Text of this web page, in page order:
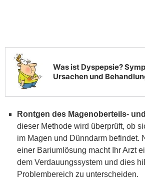
Rontgen des Magenoberteils-
dieser Methode wird überprüft, ob
im Magen und Dünndarm befindet.
einer Bariumlösung macht Ihr Arzt
dem Verdauungssystem und dies
Problembereich zu unterscheiden.